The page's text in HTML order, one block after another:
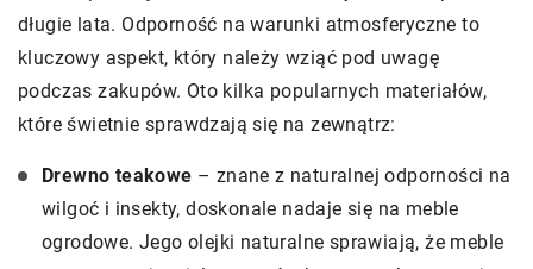
długie lata. Odporność na warunki atmosferyczne to
kluczowy aspekt, który należy wziąć pod uwagę
podczas zakupów. Oto kilka popularnych materiałów,
które świetnie sprawdzają się na zewnątrz:
Drewno teakowe – znane z naturalnej odporności na
wilgoć i insekty, doskonale nadaje się na meble
ogrodowe. Jego olejki naturalne sprawiają, że meble